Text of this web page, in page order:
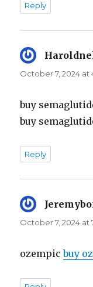
Reply
October 7, 2024 at
buy
buy
Reply
October 7, 2024 at
ozempicbuy